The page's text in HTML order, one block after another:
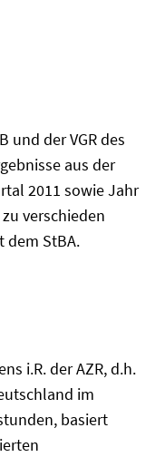
und der VGR des
aus der
2011 sowie Jahr
verschieden
dem StBA.
i.R. der AZR, d.h.
im
basiert